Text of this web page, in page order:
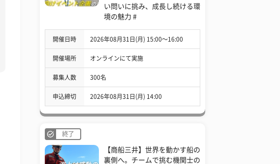
い問いに挑み、成長し続ける環
境の魅力 #
開催日時 2026年08月31日(月) 15:00〜16:00
開催場所 オンラインにて実施
募集人数 300名
申込締切 2026年08月31日(月) 14:00
終了
【商船三井】世界を動かす船の
裏側へ。チームで挑む機関士の